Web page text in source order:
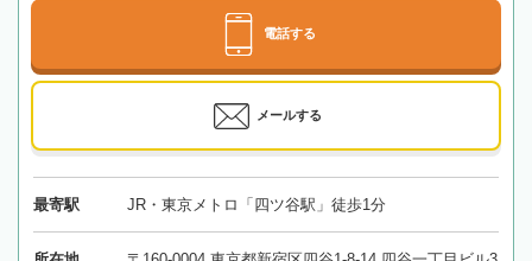
電話する
メールする
最寄駅 JR・東京メトロ「四ツ谷駅」徒歩1分